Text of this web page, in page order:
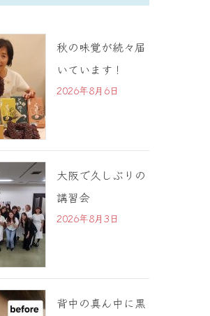
秋の味覚が続々届
いています！
2026年8月6日
大阪で久しぶりの
講習会
2026年8月3日
背中の真ん中に黒